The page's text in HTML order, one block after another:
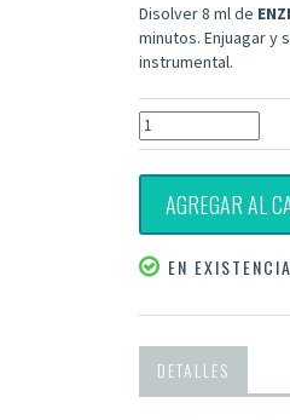
Disolver 8 ml de
minutos. Enjuagar y
instrumental.
AGREGAR AL
EN EXISTENCIA
DETALLES